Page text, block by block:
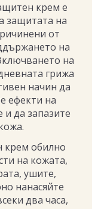
крем е
защитата на
от
на
на
грижа
начин да
ефекти на
да запазите
крем обилно
на кожата,
ушите,
нанасяйте
два часа,